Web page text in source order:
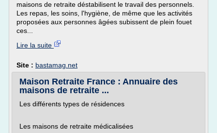
maisons de retraite déstabilisent le travail des personnels.
Les repas, les soins, l'hygiène, de même que les activités
proposées aux personnes âgées subissent de plein fouet
ces...
Lire la suite
Site : bastamag.net
Maison Retraite France : Annuaire des
maisons de retraite ...
Les différents types de résidences
Les maisons de retraite médicalisées